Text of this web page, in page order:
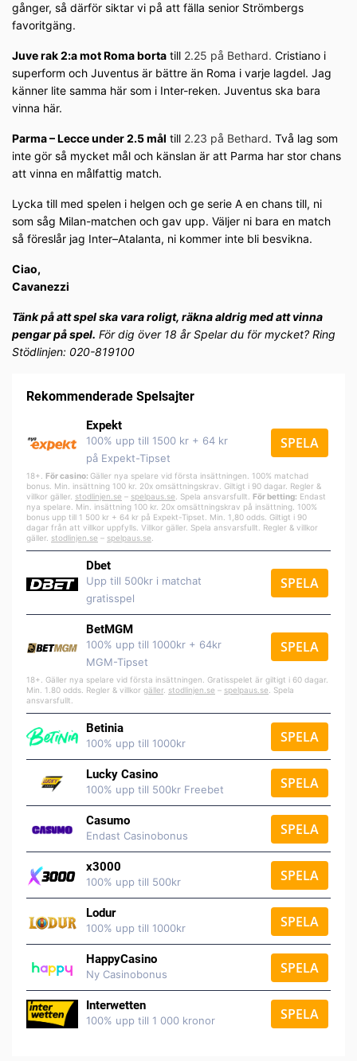
gånger, så därför siktar vi på att fälla senior Strömbergs
favoritgäng.
Juve rak 2:a mot Roma borta till 2.25 på Bethard. Cristiano i
superform och Juventus är bättre än Roma i varje lagdel. Jag
känner lite samma här som i Inter-reken. Juventus ska bara
vinna här.
Parma – Lecce under 2.5 mål till 2.23 på Bethard. Två lag som
inte gör så mycket mål och känslan är att Parma har stor chans
att vinna en målfattig match.
Lycka till med spelen i helgen och ge serie A en chans till, ni
som såg Milan-matchen och gav upp. Väljer ni bara en match
så föreslår jag Inter–Atalanta, ni kommer inte bli besvikna.
Ciao,
Cavanezzi
Tänk på att spel ska vara roligt, räkna aldrig med att vinna
pengar på spel. För dig över 18 år Spelar du för mycket? Ring
Stödlinjen: 020-819100
Rekommenderade Spelsajter
Expekt
100% upp till 1500 kr + 64 kr
på Expekt-Tipset
SPELA
18+. För casino: Gäller nya spelare vid första insättningen. 100% matchad
bonus. Min. insättning 100 kr. 20x omsättningskrav. Giltigt i 90 dagar. Regler &
villkor gäller. stodlinjen.se – spelpaus.se . Spela ansvarsfullt. För betting: Endast
nya spelare. Min. insättning 100 kr. 20x omsättningskrav på insättning. 100%
bonus upp till 1 500 kr + 64 kr på Expekt-Tipset. Min. 1,80 odds. Giltigt i 90
dagar från att villkor uppfylls. Villkor gäller. Spela ansvarsfullt. Regler & villkor
gäller. stodlinjen.se – spelpaus.se
Dbet
Upp till 500kr i matchat
gratisspel
SPELA
BetMGM
100% upp till 1000kr + 64kr
MGM-Tipset
SPELA
18+. Gäller nya spelare vid första insättningen. Gratisspelet är giltigt i 60 dagar.
Min. 1.80 odds. Regler & villkor gäller stodlinjen.se – spelpaus.se . Spela
ansvarsfullt.
Betinia
100% upp till 1000kr SPELA
Lucky Casino
100% upp till 500kr Freebet SPELA
Casumo
Endast Casinobonus SPELA
x3000
100% upp till 500kr SPELA
Lodur
100% upp till 1000kr SPELA
HappyCasino
Ny Casinobonus SPELA
Interwetten
100% upp till 1 000 kronor SPELA